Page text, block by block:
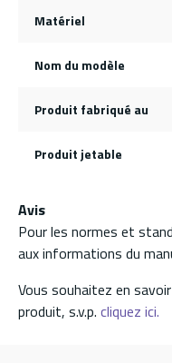
Matériel
Nom du modèle
Produit fabriqué au
Produit jetable
Avis
Pour les normes et
aux informations du
Vous souhaitez en
produit, s.v.p. cliquez ici.